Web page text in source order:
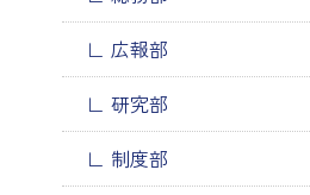
広報部
研究部
制度部